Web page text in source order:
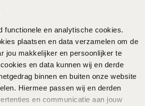
functionele en analytische cookies.
plaatsen en data verzamelen om de
jou makkelijker en persoonlijker te
en data kunnen wij en derde
binnen en buiten onze website
Hiermee passen wij en derden
en communicatie aan jouw
ab